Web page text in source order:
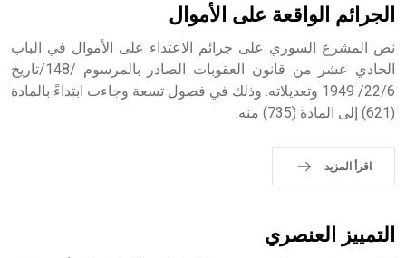
- هل تعلم أن أبجر Abgar اسم معروف جيداً يعود إلى عدد من
الملوك الذين حكموا مدينة إديسا (الرها) من أبجر الأول وحتى
sign تكتب منفصلة غير متصلة، وتعتمد المبدأ الأكوروفوني،
الجرائم الواقعة على الأموال
نص المشرع السوري على جرائم الاعتداء على الأموال في الباب
الحادي عشر من قانون العقوبات الصادر بالمرسوم /148/تاريخ
22/6/ 1949 وتعديلاته. وذلك في فصول تسعة وجاءت ابتداءً بالمادة
(621) إلى المادة (735) منه.
اقرأ المزيد
التمييز العنصري